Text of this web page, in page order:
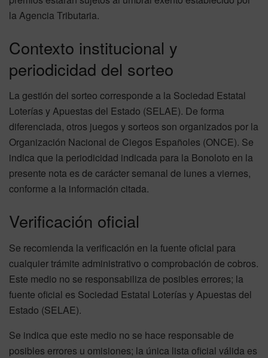
la Agencia Tributaria.
Contexto institucional y
periodicidad del sorteo
La gestión del sorteo corresponde a la Sociedad Estatal
Loterías y Apuestas del Estado (SELAE). De forma
diferenciada, otros juegos y sorteos son organizados por la
Organización Nacional de Ciegos Españoles (ONCE). Se
indica que la periodicidad indicada para la Bonoloto en la
presente nota es de carácter semanal de lunes a viernes,
conforme a la información citada.
Verificación oficial
Se recomienda la verificación en la fuente oficial para
cualquier trámite administrativo o comprobación de cobros.
Este medio no se responsabiliza de posibles errores; la
fuente oficial es Sociedad Estatal Loterías y Apuestas del
Estado (SELAE).
Se indica que este medio no se hace responsable de
posibles errores u omisiones; la única lista oficial válida es